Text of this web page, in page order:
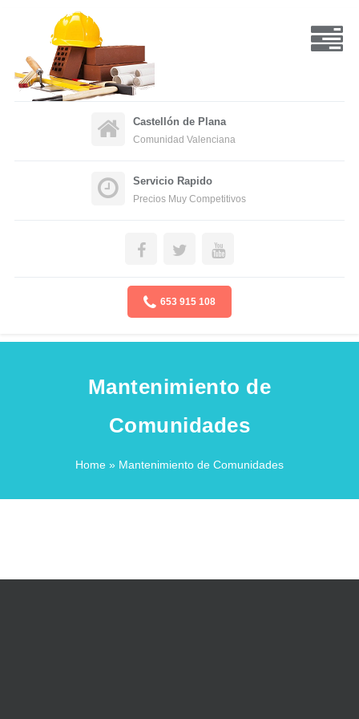
Castellón de Plana
Comunidad Valenciana
Servicio Rapido
Precios Muy Competitivos
653 915 108
Mantenimiento de
Comunidades
Home » Mantenimiento de Comunidades